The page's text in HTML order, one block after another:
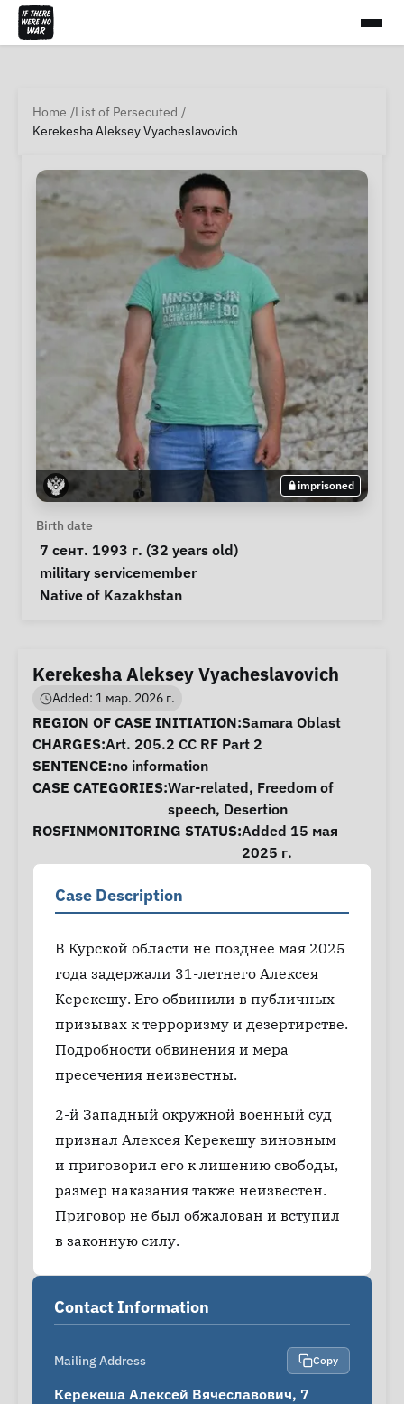
Home
List of Persecuted
Kerekesha Aleksey Vyacheslavovich
imprisoned
Personal Information
Birth date
7 сент. 1993 г. (32 years old)
Special circumstances
military servicemember
Notes
Native of Kazakhstan
Kerekesha Aleksey Vyacheslavovich
Added: 1 мар. 2026 г.
Case Information
REGION OF CASE INITIATION:Samara Oblast
CHARGES:Art. 205.2 CC RF Part 2
SENTENCE:no information
CASE CATEGORIES:War-related, Freedom of
speech, Desertion
ROSFINMONITORING STATUS:Added 15 мая
2025 г.
Case Description
В Курской области не позднее мая 2025
года задержали 31-летнего Алексея
Керекешу. Его обвинили в публичных
призывах к терроризму и дезертирстве.
Подробности обвинения и мера
пресечения неизвестны.
2-й Западный окружной военный суд
признал Алексея Керекешу виновным
и приговорил его к лишению свободы,
размер наказания также неизвестен.
Приговор не был обжалован и вступил
в законную силу.
Contact Information
Mailing Address Copy
Керекеша Алексей Вячеславович, 7